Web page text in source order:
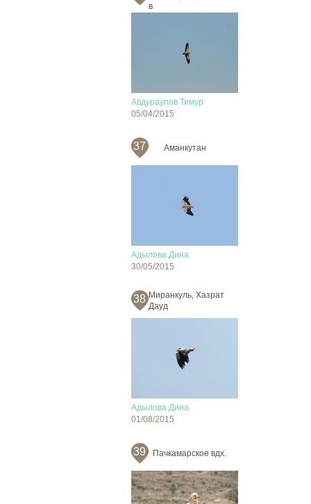
в
Абдураупов Тимур
05/04/2015
37 Аманкутан
Адылова Дина
30/05/2015
38 Миранкуль, Хазрат
Дауд
Адылова Дина
01/08/2015
39 Пачкамарское вдх.